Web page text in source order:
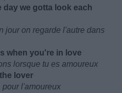
we gotta look each
jour on regarde l'autre dans
when you're in love
lorsque tu es amoureux
lover
pour l'amoureux